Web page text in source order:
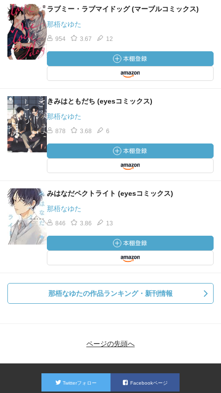
ラブミー・ラブマイドッグ (マーブルコミックス)
那梧なゆた
954 3.67 12
きみはともだち (eyesコミックス)
那梧なゆた
878 3.68 6
みはなだペクトライト (eyesコミックス)
那梧なゆた
846 3.86 13
那梧なゆたの作品ランキング・新刊情報
ページの先頭へ
Twitterフォロー Facebookページ